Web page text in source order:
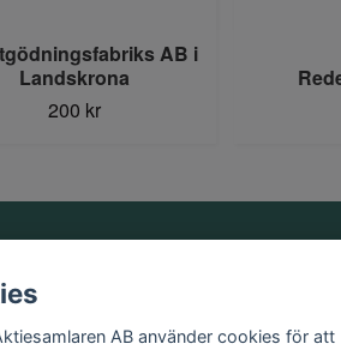
AB i
Landskrona
200 kr
AB använder cookies för att